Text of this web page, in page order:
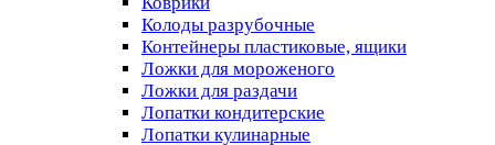
Колоды разрубочные
Контейнеры пластиковые, ящики
Ложки для мороженого
Ложки для раздачи
Лопатки кондитерские
Лопатки кулинарные